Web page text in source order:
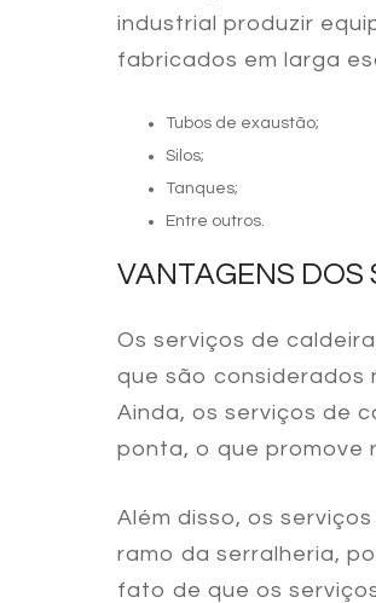
industrial produzir
fabricados em larga
Tubos de exaustão;
Silos;
Tanques;
Entre outros.
VANTAGENS DOS
Os serviços de
que são considerados
Ainda, os serviços de
ponta, o que promove
Além disso, os
ramo da serralheria,
fato de que os